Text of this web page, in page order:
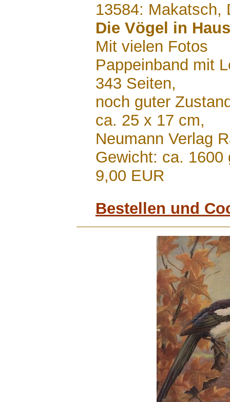
13584: Makatsch,
Die Vögel in
Mit vielen Fotos
Pappeinband mit
343 Seiten,
noch guter
ca. 25 x 17 cm,
Neumann Verlag
Gewicht: ca. 1600
9,00 EUR
Bestellen und